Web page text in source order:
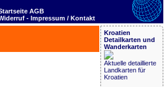
AGB
- Impressum / Kontakt
Kroatien
Detailkarten und
Wanderkarten
Aktuelle detaillierte
Landkarten für
Kroatien